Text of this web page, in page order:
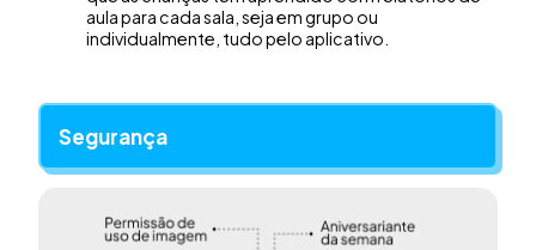
aula para cada sala, seja em grupo ou
individualmente, tudo pelo aplicativo.
Segurança